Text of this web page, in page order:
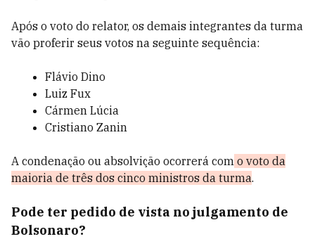
Após o voto do relator, os demais integrantes da turma
vão proferir seus votos na seguinte sequência:
Flávio Dino
Luiz Fux
Cármen Lúcia
Cristiano Zanin
A condenação ou absolvição ocorrerá com o voto da
maioria de três dos cinco ministros da turma.
Pode ter pedido de vista no julgamento de
Bolsonaro?